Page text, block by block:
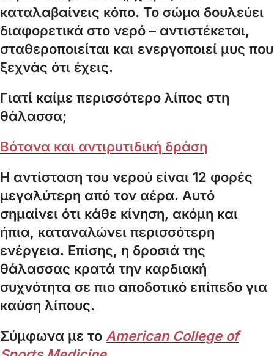
καταλαβαίνεις κόπο. Το σώμα δουλεύει
διαφορετικά στο νερό – αντιστέκεται,
σταθεροποιείται και ενεργοποιεί μυς που
ξεχνάς ότι έχεις.
Γιατί καίμε περισσότερο λίπος στη
θάλασσα;
Βότανα και αντιρυτιδική δράση
Η αντίσταση του νερού είναι 12 φορές
μεγαλύτερη από τον αέρα. Αυτό
σημαίνει ότι κάθε κίνηση, ακόμη και
ήπια, καταναλώνει περισσότερη
ενέργεια. Επίσης, η δροσιά της
θάλασσας κρατά την καρδιακή
συχνότητα σε πιο αποδοτικό επίπεδο για
καύση λίπους.
Σύμφωνα με το American College of